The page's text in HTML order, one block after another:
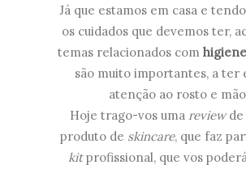
Já que estamos em casa e
os cuidados que devemos ter,
temas relacionados com
são muito importantes, a ter
atenção ao rosto e
Hoje trago-vos uma review
produto de skincare, que faz
kitprofissional, que vos